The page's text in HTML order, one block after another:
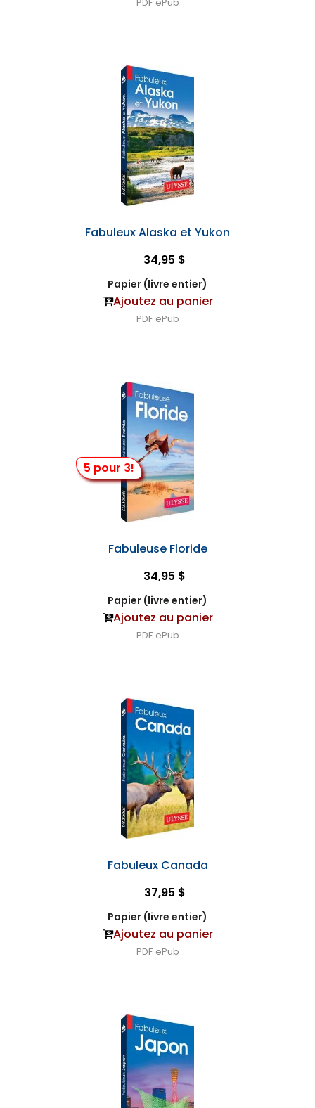
Fabuleux Alaska et Yukon
34,95 $
Papier (livre entier)
Ajoutez au panier
PDF ePub
5 pour 3!
Fabuleuse Floride
34,95 $
Papier (livre entier)
Ajoutez au panier
PDF ePub
Fabuleux Canada
37,95 $
Papier (livre entier)
Ajoutez au panier
PDF ePub